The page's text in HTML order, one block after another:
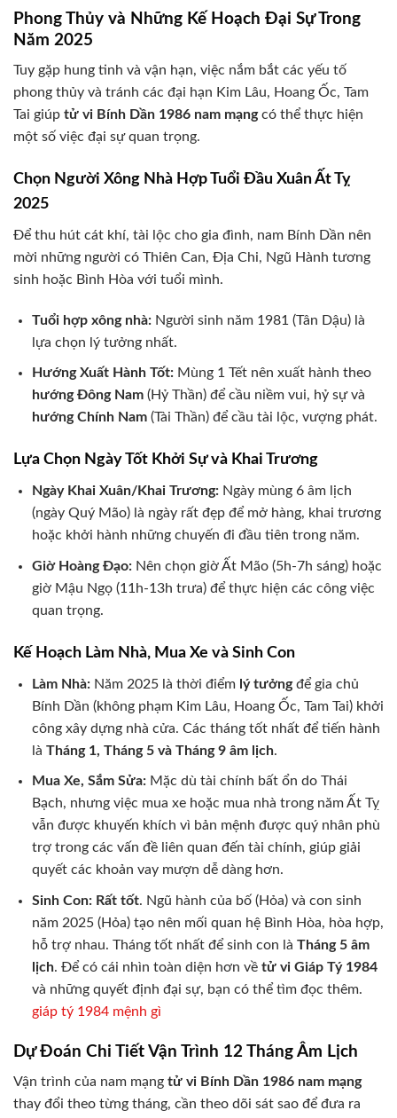
Phong Thủy và Những Kế Hoạch Đại Sự Trong
Năm 2025
Tuy gặp hung tinh và vận hạn, việc nắm bắt các yếu tố
phong thủy và tránh các đại hạn Kim Lâu, Hoang Ốc, Tam
Tai giúp tử vi Bính Dần 1986 nam mạngcó thể thực hiện
một số việc đại sự quan trọng.
Chọn Người Xông Nhà Hợp Tuổi Đầu Xuân Ất Tỵ
2025
Để thu hút cát khí, tài lộc cho gia đình, nam Bính Dần nên
mời những người có Thiên Can, Địa Chi, Ngũ Hành tương
sinh hoặc Bình Hòa với tuổi mình.
Tuổi hợp xông nhà:Người sinh năm 1981 (Tân Dậu) là
lựa chọn lý tưởng nhất.
Hướng Xuất Hành Tốt:Mùng 1 Tết nên xuất hành theo
hướng Đông Nam(Hỷ Thần) để cầu niềm vui, hỷ sự và
hướng Chính Nam(Tài Thần) để cầu tài lộc, vượng phát.
Lựa Chọn Ngày Tốt Khởi Sự và Khai Trương
Ngày Khai Xuân/Khai Trương:Ngày mùng 6 âm lịch
(ngày Quý Mão) là ngày rất đẹp để mở hàng, khai trương
hoặc khởi hành những chuyến đi đầu tiên trong năm.
Giờ Hoàng Đạo:Nên chọn giờ Ất Mão (5h-7h sáng) hoặc
giờ Mậu Ngọ (11h-13h trưa) để thực hiện các công việc
quan trọng.
Kế Hoạch Làm Nhà, Mua Xe và Sinh Con
Làm Nhà:Năm 2025 là thời điểm lý tưởngđể gia chủ
Bính Dần (không phạm Kim Lâu, Hoang Ốc, Tam Tai) khởi
công xây dựng nhà cửa. Các tháng tốt nhất để tiến hành
là Tháng 1, Tháng 5 và Tháng 9 âm lịch.
Mua Xe, Sắm Sửa:Mặc dù tài chính bất ổn do Thái
Bạch, nhưng việc mua xe hoặc mua nhà trong năm Ất Tỵ
vẫn được khuyến khích vì bản mệnh được quý nhân phù
trợ trong các vấn đề liên quan đến tài chính, giúp giải
quyết các khoản vay mượn dễ dàng hơn.
Sinh Con: Rất tốt. Ngũ hành của bố (Hỏa) và con sinh
năm 2025 (Hỏa) tạo nên mối quan hệ Bình Hòa, hòa hợp,
hỗ trợ nhau. Tháng tốt nhất để sinh con là Tháng 5 âm
lịch. Để có cái nhìn toàn diện hơn về tử vi Giáp Tý 1984
và những quyết định đại sự, bạn có thể tìm đọc thêm.
giáp tý 1984 mệnh gì
Dự Đoán Chi Tiết Vận Trình 12 Tháng Âm Lịch
Vận trình của nam mạng tử vi Bính Dần 1986 nam mạng
thay đổi theo từng tháng, cần theo dõi sát sao để đưa ra